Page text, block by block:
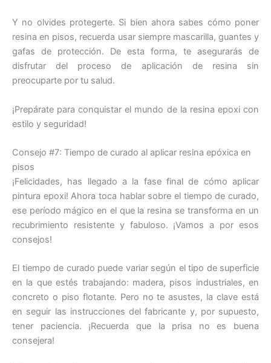
Y no olvides protegerte. Si bien ahora sabes cómo poner
resina en pisos, recuerda usar siempre mascarilla, guantes y
gafas de protección. De esta forma, te asegurarás de
disfrutar del proceso de aplicación de resina sin
preocuparte por tu salud.
¡Prepárate para conquistar el mundo de la resina epoxi con
estilo y seguridad!
Consejo #7: Tiempo de curado al aplicar resina epóxica en
pisos
¡Felicidades, has llegado a la fase final de cómo aplicar
pintura epoxi! Ahora toca hablar sobre el tiempo de curado,
ese período mágico en el que la resina se transforma en un
recubrimiento resistente y fabuloso. ¡Vamos a por esos
consejos!
El tiempo de curado puede variar según el tipo de superficie
en la que estés trabajando: madera, pisos industriales, en
concreto o piso flotante. Pero no te asustes, la clave está
en seguir las instrucciones del fabricante y, por supuesto,
tener paciencia. ¡Recuerda que la prisa no es buena
consejera!